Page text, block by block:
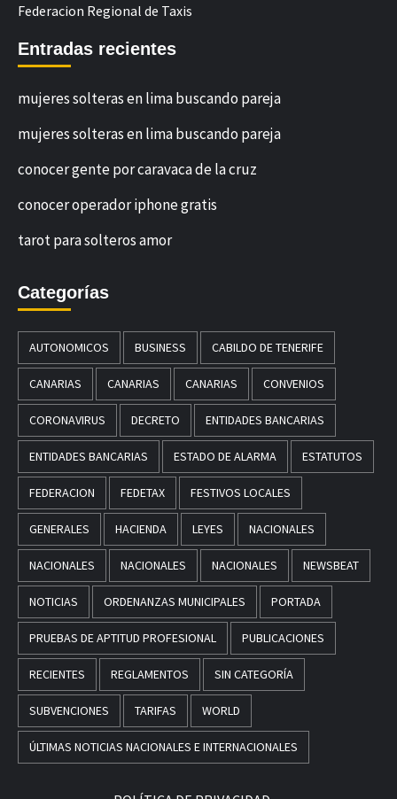
Federacion Regional de Taxis
Entradas recientes
mujeres solteras en lima buscando pareja
mujeres solteras en lima buscando pareja
conocer gente por caravaca de la cruz
conocer operador iphone gratis
tarot para solteros amor
Categorías
AUTONOMICOS BUSINESS CABILDO DE TENERIFE
CANARIAS CANARIAS CANARIAS CONVENIOS
CORONAVIRUS DECRETO ENTIDADES BANCARIAS
ENTIDADES BANCARIAS ESTADO DE ALARMA ESTATUTOS
FEDERACION FEDETAX FESTIVOS LOCALES
GENERALES HACIENDA LEYES NACIONALES
NACIONALES NACIONALES NACIONALES NEWSBEAT
NOTICIAS ORDENANZAS MUNICIPALES PORTADA
PRUEBAS DE APTITUD PROFESIONAL PUBLICACIONES
RECIENTES REGLAMENTOS SIN CATEGORÍA
SUBVENCIONES TARIFAS WORLD
ÚLTIMAS NOTICIAS NACIONALES E INTERNACIONALES